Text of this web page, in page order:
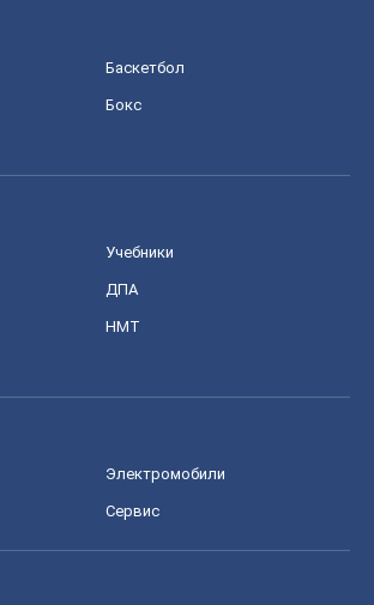
Баскетбол
Бокс
Учебники
ДПА
НМТ
Электромобили
Сервис